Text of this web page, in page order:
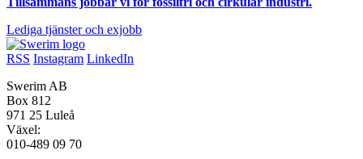
Lediga tjänster och exjobb
RSS Instagram LinkedIn
Swerim AB
Box 812
971 25 Luleå
Växel:
010-489 09 70